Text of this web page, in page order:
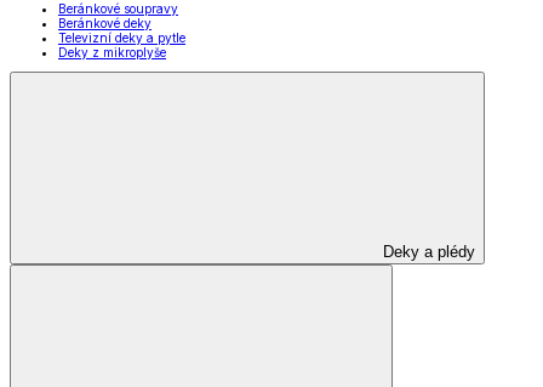
Beránkové soupravy
Beránkové deky
Televizní deky a pytle
Deky z mikroplyše
Deky a plédy